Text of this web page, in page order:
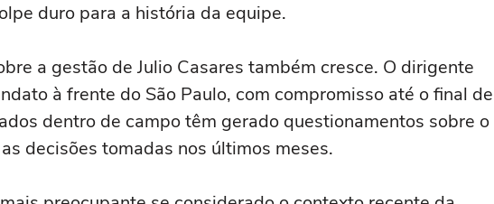
duro para a história da equipe.
a gestão de Julio Casares também cresce. O dirigente
à frente do São Paulo, com compromisso até o final de
dentro de campo têm gerado questionamentos sobre o
decisões tomadas nos últimos meses.